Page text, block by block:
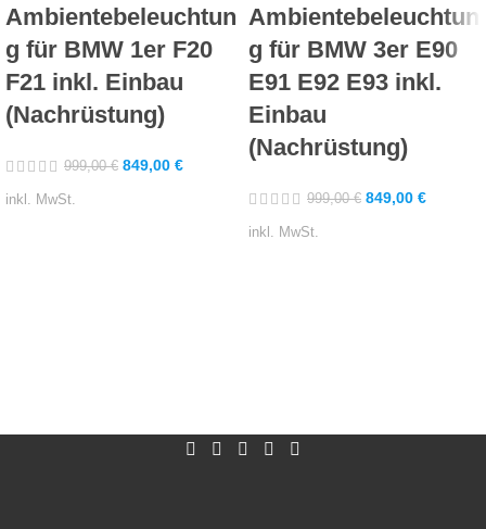
Ambientebeleuchtun
g für BMW 1er F20
F21 inkl. Einbau
(Nachrüstung)
999,00€ 849,00 €
inkl. MwSt.
Ambientebeleuchtun
g für BMW 3er E90
E91 E92 E93 inkl.
Einbau
(Nachrüstung)
999,00€ 849,00 €
inkl. MwSt.